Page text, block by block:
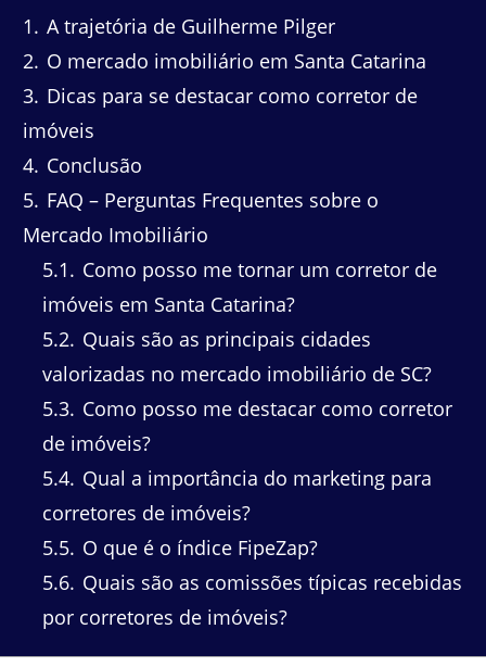
1
A trajetória de Guilherme Pilger
2 O mercado imobiliário em Santa Catarina
3 Dicas para se destacar como corretor de
imóveis
4 Conclusão
5 FAQ – Perguntas Frequentes sobre o
Mercado Imobiliário
5.1
Como posso me tornar um corretor de
imóveis em Santa Catarina?
5.2 Quais são as principais cidades
valorizadas no mercado imobiliário de SC?
5.3 Como posso me destacar como corretor
de imóveis?
5.4 Qual a importância do marketing para
corretores de imóveis?
5.5 O que é o índice FipeZap?
5.6 Quais são as comissões típicas recebidas
por corretores de imóveis?